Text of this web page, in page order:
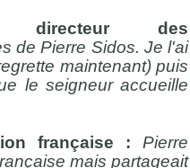
directeur des
de Pierre Sidos. Je l'ai
maintenant) puis
le seigneur accueille
française : Pierre
mais partageait